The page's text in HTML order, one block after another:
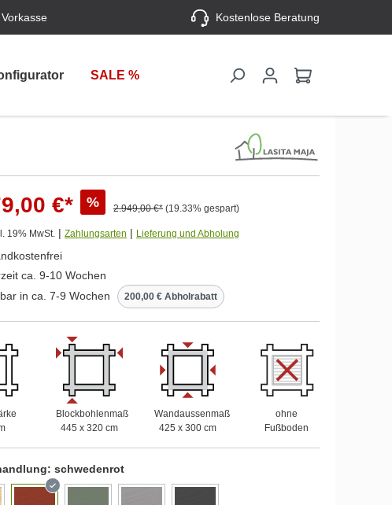
Kostenlose Beratung
SALE %
€* % 2.949,00 €* (19.33% gespart)
19% MwSt. | Zahlungsarten | Lieferung und Abholung
ca. 9-10 Wochen
in ca. 7-9 Wochen
200,00 € Abholrabatt
Blockbohlenmaß
445 x 320 cm
Wandaussenmaß
425 x 300 cm
ohne
Fußboden
schwedenrot